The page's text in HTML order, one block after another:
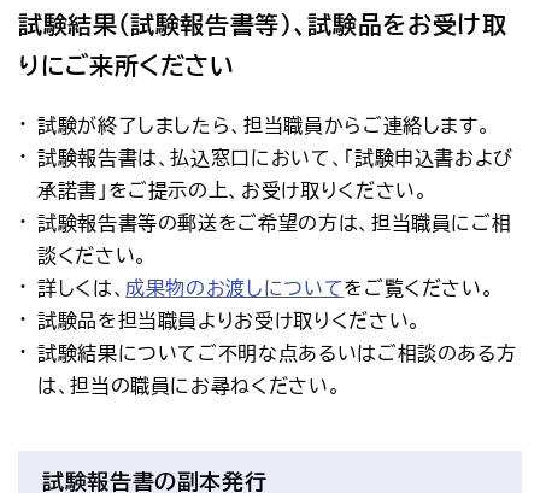
試験結果（試験報告書等）、試験品をお受け取
りにご来所ください
試験が終了しましたら、担当職員からご連絡します。
試験報告書は、払込窓口において、「試験申込書および
承諾書」をご提示の上、お受け取りください。
試験報告書等の郵送をご希望の方は、担当職員にご相
談ください。
詳しくは、 成果物のお渡しについてをご覧ください。
試験品を担当職員よりお受け取りください。
試験結果についてご不明な点あるいはご相談のある方
は、担当の職員にお尋ねください。
試験報告書の副本発行